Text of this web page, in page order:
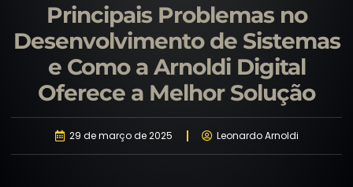
Principais Problemas no
Desenvolvimento de Sistemas
e Como a Arnoldi Digital
Oferece a Melhor Solução
29 de março de 2025 Leonardo Arnoldi